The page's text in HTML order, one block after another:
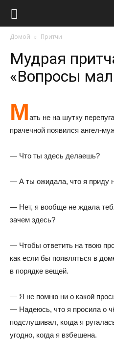
Домой Притчи
Мудрая
«Вопросы
Мать не на шутку
прачечной появился ангел-
— Что ты здесь делаешь?
— А ты ожидала, что я приду
— Нет, я вообще не ждала
зачем здесь?
— Чтобы ответить на твою
как если бы появляться в
в порядке вещей.
— Я не помню ни о какой
— Надеюсь, что я просила о
подслушивал, когда я
угодно, когда я взбешена.